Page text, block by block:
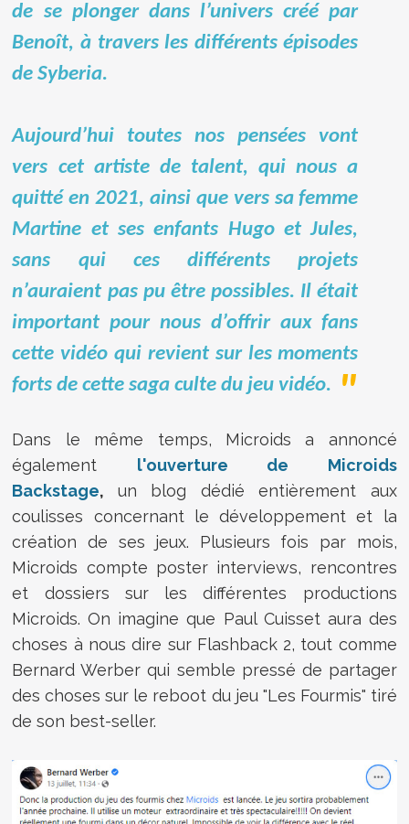
de se plonger dans l’univers créé par
Benoît, à travers les différents épisodes
de Syberia.
Aujourd’hui toutes nos pensées vont
vers cet artiste de talent, qui nous a
quitté en 2021, ainsi que vers sa femme
Martine et ses enfants Hugo et Jules,
sans qui ces différents projets
n’auraient pas pu être possibles. Il était
important pour nous d’offrir aux fans
cette vidéo qui revient sur les moments
forts de cette saga culte du jeu vidéo.
Dans le même temps, Microids a annoncé
également l'ouverture de Microids
Backstage, un blog dédié entièrement aux
coulisses concernant le développement et la
création de ses jeux. Plusieurs fois par mois,
Microids compte poster interviews, rencontres
et dossiers sur les différentes productions
Microids. On imagine que Paul Cuisset aura des
choses à nous dire sur Flashback 2, tout comme
Bernard Werber qui semble pressé de partager
des choses sur le reboot du jeu "Les Fourmis" tiré
de son best-seller.